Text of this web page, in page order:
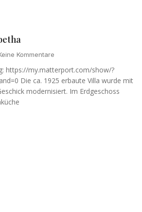
Kommentare
https://my.matterport.com/show/?
Die ca. 1925 erbaute Villa wurde mit
modernisiert. Im Erdgeschoss